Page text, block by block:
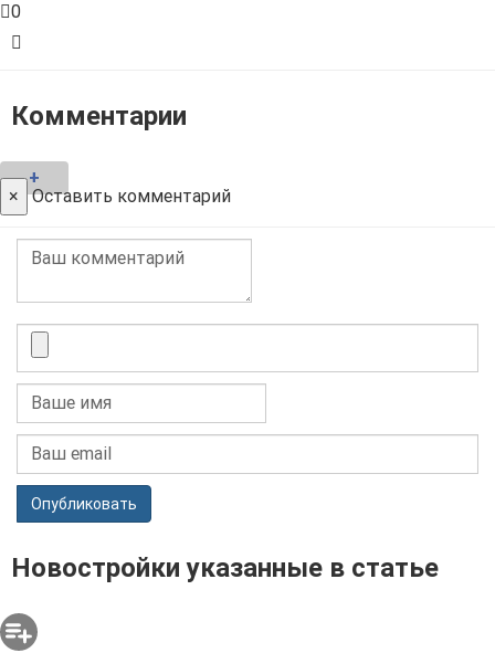
0
Комментарии
+
× Оставить комментарий
Опубликовать
Новостройки указанные в статье